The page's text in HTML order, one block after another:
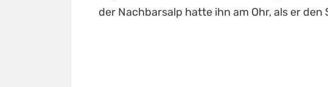
der Nachbarsalp hatte ihn am Ohr, als er